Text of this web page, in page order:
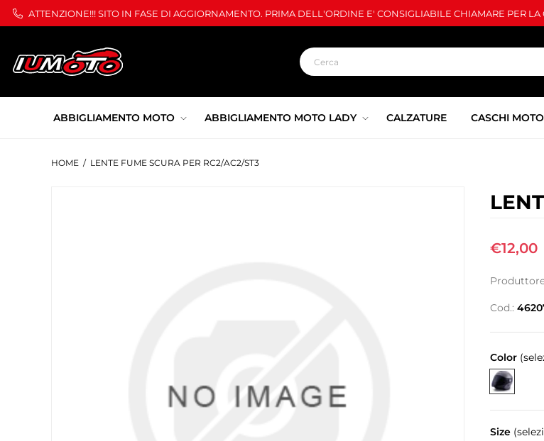
ATTENZIONE!!! SITO IN FASE DI AGGIORNAMENTO. PRIMA DELL'ORDINE E' CONSIGLIABILE CHIAMARE PER
ABBIGLIAMENTO MOTO ABBIGLIAMENTO MOTO LADY CALZATURE CASCHI MOTO
HOME / LENTE FUME SCURA PER RC2/AC2/ST3
€12,00
Cod.:
Color
Size